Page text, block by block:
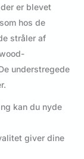
er blevet
hos de
stråler af
understregede
kan du nyde
giver dine